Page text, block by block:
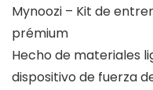
Mynoozi – Kit de
prémium
Hecho de materiales
dispositivo de fuerza